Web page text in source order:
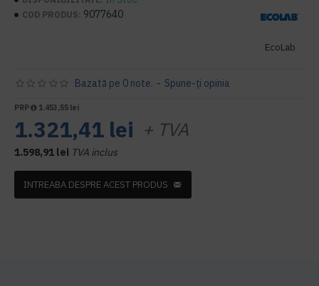
COD PRODUS: 9077640
EcoLab
Bazată pe 0 note. - Spune-ţi opinia
PRP 1.453,55 lei
1.321,41 lei + TVA
1.598,91 lei TVA inclus
INTREABA DESPRE ACEST PRODUS